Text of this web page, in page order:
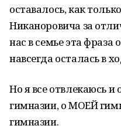
оставалось, как
Никаноровича за
нас в семье эта
навсегда осталась в
Но я все отвлекаюсь и
гимназии, о МОЕЙ
гимназии.